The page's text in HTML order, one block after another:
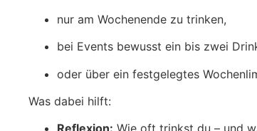
nur am Wochenende zu trinken,
bei Events bewusst ein bis zwei
oder über ein festgelegtes
Was dabei hilft: